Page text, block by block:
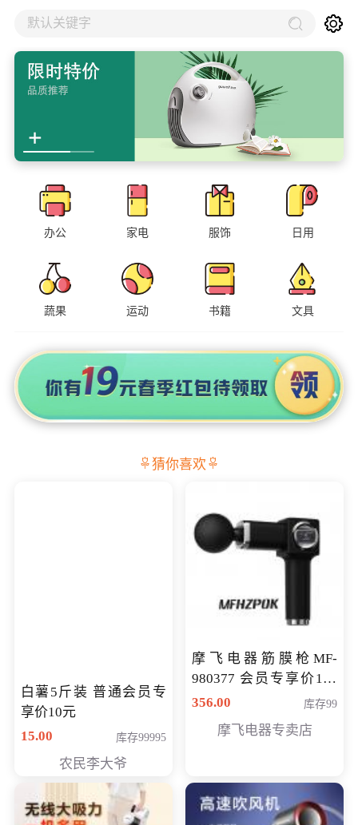
默认关键字
办公 家电 服饰 日用
蔬果 运动 书籍 文具
猜你喜欢
白薯5斤装 普通会员专
享价10元
15.00
库存99995
农民李大爷
摩飞电器筋膜枪MF-
980377 会员专享价199
元
356.00 库存99
摩飞电器专卖店